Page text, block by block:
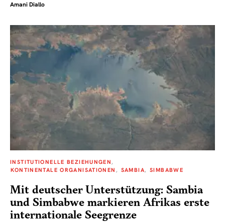
Amani Diallo
INSTITUTIONELLE BEZIEHUNGEN
KONTINENTALE ORGANISATIONEN
SAMBIA SIMBABWE
Mit deutscher Unterstützung: Sambia
und Simbabwe markieren Afrikas erste
internationale Seegrenze